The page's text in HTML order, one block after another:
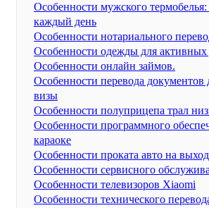
Особенности мужского
каждый день
Особенности нотариального
Особенности одежды для активных
Особенности онлайн займов.
Особенности перевода документов
визы
Особенности полуприцепа трал
Особенности программного
караоке
Особенности проката авто на
Особенности сервисного
Особенности телевизоров Xiaomi
Особенности технического